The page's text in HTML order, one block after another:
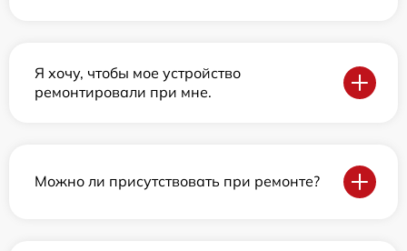
Я хочу, чтобы мое устройство
ремонтировали при мне.
Можно ли присутствовать при ремонте?